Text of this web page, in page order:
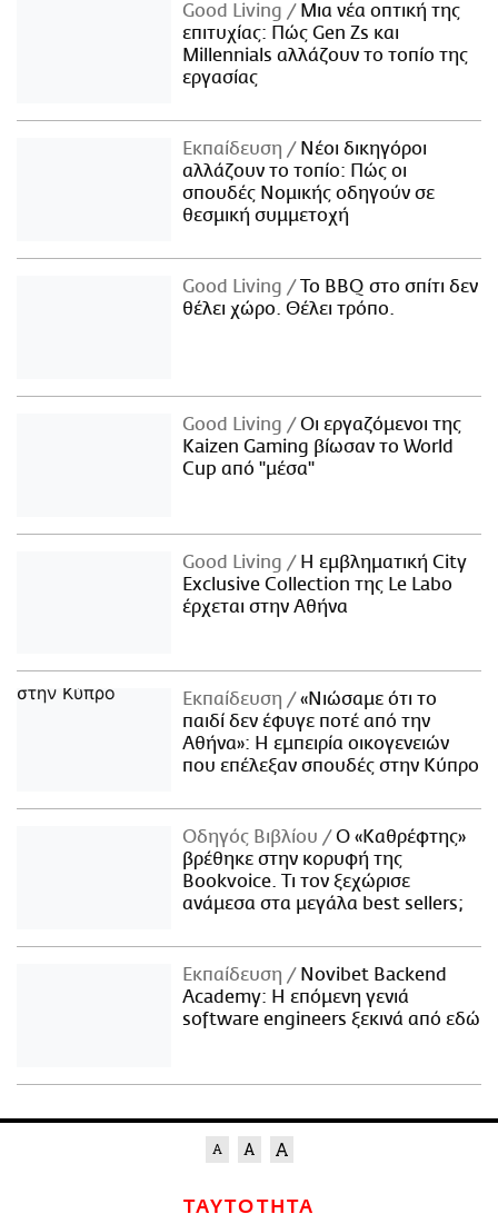
Good Living
Μια νέα οπτική της
επιτυχίας: Πώς Gen Zs και
Millennials αλλάζουν το τοπίο της
εργασίας
Εκπαίδευση
Νέοι δικηγόροι
αλλάζουν το τοπίο: Πώς οι
σπουδές Νομικής οδηγούν σε
θεσμική συμμετοχή
Good Living
Το BBQ στο σπίτι δεν
θέλει χώρο. Θέλει τρόπο.
Good Living
Οι εργαζόμενοι της
Kaizen Gaming βίωσαν το World
Cup από "μέσα"
Good Living
Η εμβληματική City
Exclusive Collection της Le Labo
έρχεται στην Αθήνα
Εκπαίδευση
«Νιώσαμε ότι το
παιδί δεν έφυγε ποτέ από την
Αθήνα»: Η εμπειρία οικογενειών
που επέλεξαν σπουδές στην Κύπρο
Οδηγός Βιβλίου
Ο «Καθρέφτης»
βρέθηκε στην κορυφή της
Bookvoice. Τι τον ξεχώρισε
ανάμεσα στα μεγάλα best sellers;
Εκπαίδευση
Novibet Backend
Academy: Η επόμενη γενιά
software engineers ξεκινά από εδώ
ΤΑΥΤΟΤΗΤΑ